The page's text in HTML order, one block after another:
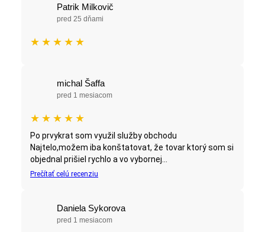
Patrik Milkovič
pred 25 dňami
★ ★ ★ ★ ★
michal Šaffa
pred 1 mesiacom
★ ★ ★ ★ ★
Po prvykrat som využil služby obchodu
Najtelo,možem iba konštatovat, že tovar ktorý som si
objednal prišiel rychlo a vo vybornej...
Prečítať celú recenziu
Daniela Sykorova
pred 1 mesiacom